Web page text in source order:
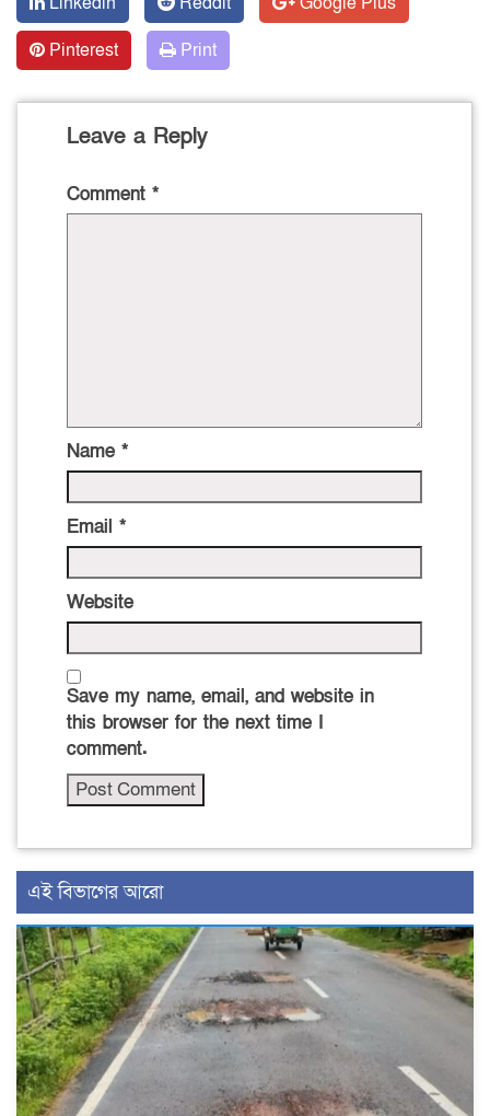
Pinterest
Print
Leave a Reply
Comment *
Name *
Email *
Website
Save my name, email, and website in
this browser for the next time I
comment.
এই বিভাগের আরো